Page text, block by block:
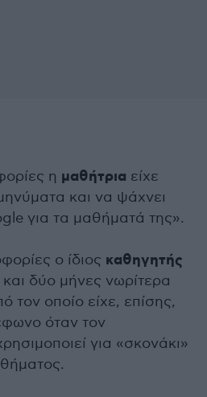
η μαθήτρια είχε
και να ψάχνει
για τα μαθήματά της».
ο ίδιος καθηγητής
και δύο μήνες νωρίτερα
τον οποίο είχε, επίσης,
όταν τον
για «σκονάκι»